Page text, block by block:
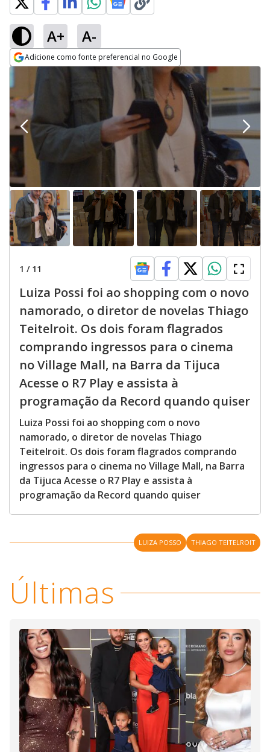
A+ A-
Adicione como fonte preferencial no Google
Opens in new window
1 / 11
Luiza Possi foi ao shopping com o novo
namorado, o diretor de novelas Thiago
Teitelroit. Os dois foram flagrados
comprando ingressos para o cinema
no Village Mall, na Barra da Tijuca
Acesse o R7 Play e assista à
programação da Record quando quiser
Luiza Possi foi ao shopping com o novo
namorado, o diretor de novelas Thiago
Teitelroit. Os dois foram flagrados comprando
ingressos para o cinema no Village Mall, na Barra
da Tijuca Acesse o R7 Play e assista à
programação da Record quando quiser
LUIZA POSSO THIAGO TEITELROIT
Últimas